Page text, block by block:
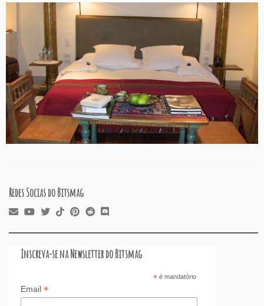
Redes Socias do Bitsmag
Inscreva-se na Newsletter do Bitsmag
*é mandatório
Email *